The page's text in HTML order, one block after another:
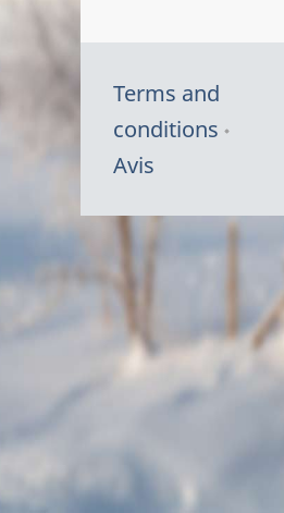
Terms and
conditions
Avis